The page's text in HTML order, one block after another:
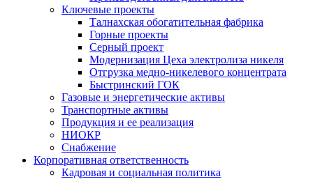
Ключевые проекты
Талнахская обогатительная фабрика
Горные проекты
Серный проект
Модернизация Цеха электролиза никеля
Отгрузка медно-никелевого концентрата
Быстринский ГОК
Газовые и энергетические активы
Транспортные активы
Продукция и ее реализация
НИОКР
Снабжение
Корпоративная ответственность
Кадровая и социальная политика